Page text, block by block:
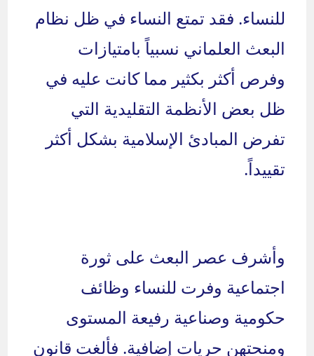
للنساء. فقد تمتع النساء في ظل نظام
البعث العلماني نسبياً بامتيازات
وفرص أكثر بكثير مما كانت عليه في
ظل بعض الأنظمة التقليدية التي
تفرض المبادئ الإسلامية بشكل أكثر
تقييداً.
وأشرف عصر البعث على ثورة
اجتماعية وفرت للنساء وظائف
حكومية وصناعية رفيعة المستوى
ومنحتهن حريات إضافية. فألغت قانون